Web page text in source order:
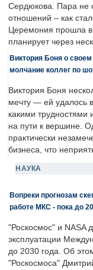
Сердюкова. Пара не
отношений – как
Церемония прошла в
планирует через
Виктория Боня о
молчание коллег по
Виктория Боня
мечту — ей удалось
какими трудностями
на пути к вершине.
практически
бизнеса, что
НАУКА
Вопреки прогнозам
работе МКС - пока до
"Роскосмос" и NASA
эксплуатации
до 2030 года. Об
"Роскосмоса"